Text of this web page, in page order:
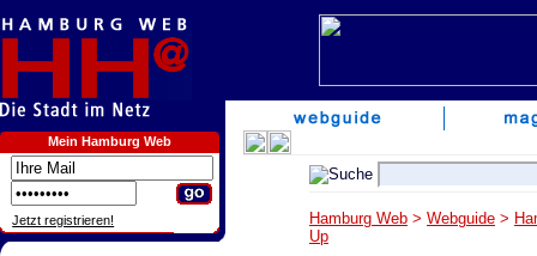
Mein Hamburg Web
Jetzt registrieren! Hamburg Web > Webguide >
Up